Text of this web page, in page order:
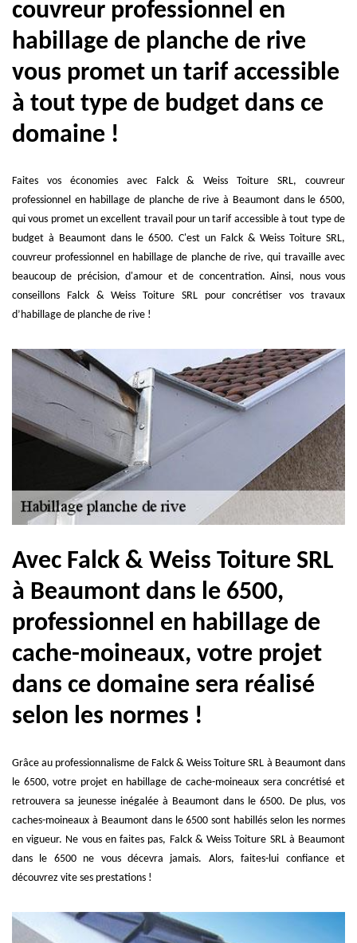
couvreur professionnel en
habillage de planche de rive
vous promet un tarif accessible
à tout type de budget dans ce
domaine !
Faites vos économies avec Falck & Weiss Toiture SRL, couvreur
professionnel en habillage de planche de rive à Beaumont dans le 6500,
qui vous promet un excellent travail pour un tarif accessible à tout type de
budget à Beaumont dans le 6500. C'est un Falck & Weiss Toiture SRL,
couvreur professionnel en habillage de planche de rive, qui travaille avec
beaucoup de précision, d'amour et de concentration. Ainsi, nous vous
conseillons Falck & Weiss Toiture SRL pour concrétiser vos travaux
d’habillage de planche de rive !
Avec Falck & Weiss Toiture SRL
à Beaumont dans le 6500,
professionnel en habillage de
cache-moineaux, votre projet
dans ce domaine sera réalisé
selon les normes !
Grâce au professionnalisme de Falck & Weiss Toiture SRL à Beaumont dans
le 6500, votre projet en habillage de cache-moineaux sera concrétisé et
retrouvera sa jeunesse inégalée à Beaumont dans le 6500. De plus, vos
caches-moineaux à Beaumont dans le 6500 sont habillés selon les normes
en vigueur. Ne vous en faites pas, Falck & Weiss Toiture SRL à Beaumont
dans le 6500 ne vous décevra jamais. Alors, faites-lui confiance et
découvrez vite ses prestations !